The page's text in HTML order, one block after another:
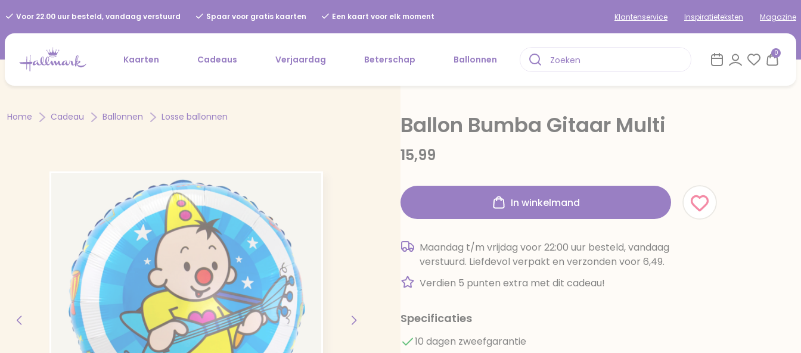
Voor 22.00 uur besteld, vandaag verstuurd Spaar voor gratis kaarten Een kaart voor elk moment Klantenservice Inspiratieteksten Magazine
Kaarten Cadeaus Verjaardag Beterschap Ballonnen
0
Home Cadeau Ballonnen Losse ballonnen Ballon Bumba Gitaar Multi
15,99
In winkelmand
Maandag t/m vrijdag voor 22:00 uur besteld, vandaag
verstuurd. Liefdevol verpakt en verzonden voor 6,49.
Verdien 5 punten extra met dit cadeau!
Specificaties
10 dagen zweefgarantie